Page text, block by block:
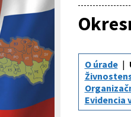
O úrade
Evidencia